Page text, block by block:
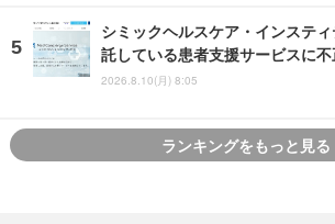
シミックヘルスケア・インステ
託している患者支援サービスに
2026.8.10(月) 8:05
ランキングをもっと見る